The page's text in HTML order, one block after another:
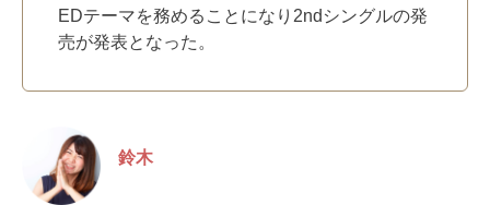
EDテーマを務めることになり2ndシングルの発
売が発表となった。
鈴木